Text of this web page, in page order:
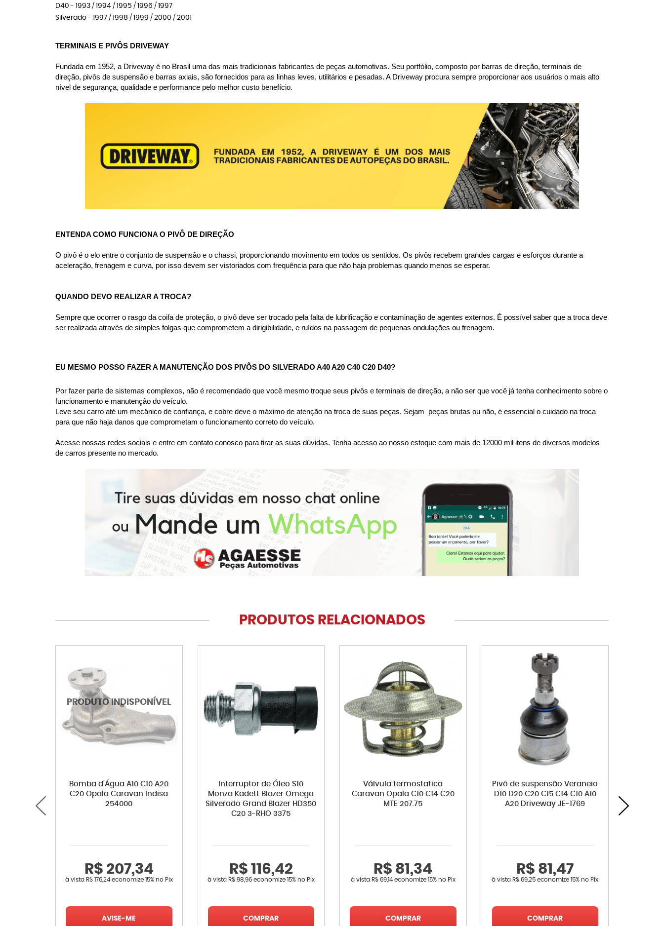
D40 - 1993 / 1994 / 1995 / 1996 / 1997
Silverado - 1997 / 1998 / 1999 / 2000 / 2001
TERMINAIS E PIVÔS DRIVEWAY
Fundada em 1952, a Driveway é no Brasil uma das mais tradicionais fabricantes de peças automotivas. Seu portfólio, composto por barras de direção, terminais de
direção, pivôs de suspensão e barras axiais, são fornecidos para as linhas leves, utilitários e pesadas. A Driveway procura sempre proporcionar aos usuários o mais alto
nível de segurança, qualidade e performance pelo melhor custo benefício.
ENTENDA COMO FUNCIONA O PIVÔ DE DIREÇÃO
O pivô é o elo entre o conjunto de suspensão e o chassi, proporcionando movimento em todos os sentidos. Os pivôs recebem grandes cargas e esforços durante a
aceleração, frenagem e curva, por isso devem ser vistoriados com frequência para que não haja problemas quando menos se esperar.
QUANDO DEVO REALIZAR A TROCA?
Sempre que ocorrer o rasgo da coifa de proteção, o pivô deve ser trocado pela falta de lubrificação e contaminação de agentes externos. É possível saber que a troca deve
ser realizada através de simples folgas que comprometem a dirigibilidade, e ruídos na passagem de pequenas ondulações ou frenagem.
EU MESMO POSSO FAZER A MANUTENÇÃO DOS PIVÔS DO SILVERADO A40 A20 C40 C20 D40?
Por fazer parte de sistemas complexos, não é recomendado que você mesmo troque seus pivôs e terminais de direção, a não ser que você já tenha conhecimento sobre o
funcionamento e manutenção do veículo.
Leve seu carro até um mecânico de confiança, e cobre deve o máximo de atenção na troca de suas peças. Sejam  peças brutas ou não, é essencial o cuidado na troca
para que não haja danos que comprometam o funcionamento correto do veículo.
Acesse nossas redes sociais e entre em contato conosco para tirar as suas dúvidas. Tenha acesso ao nosso estoque com mais de 12000 mil itens de diversos modelos
de carros presente no mercado.
PRODUTOS RELACIONADOS
Bomba d'Água A10 C10 A20
C20 Opala Caravan Indisa
254000
R$ 207,34
à vista R$ 176,24economize 15% no Pix
AVISE-ME
Interruptor de Óleo S10
Monza Kadett Blazer Omega
Silverado Grand Blazer HD350
C20 3-RHO 3375
R$ 116,42
à vista R$ 98,96economize 15% no Pix
COMPRAR
Válvula termostatica
Caravan Opala C10 C14 C20
MTE 207.75
R$ 81,34
à vista R$ 69,14economize 15% no Pix
COMPRAR
Pivô de suspensão Veraneio
D10 D20 C20 C15 C14 C10 A10
A20 Driveway JE-1769
R$ 81,47
à vista R$ 69,25 economize15% no Pix
COMPRAR